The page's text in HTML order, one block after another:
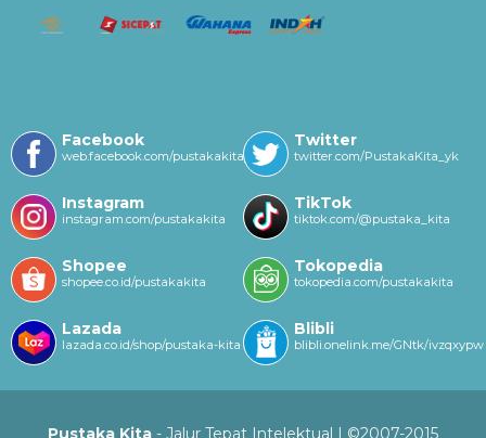
Facebook
web.facebook.com/pustakakitayk/
Twitter
twitter.com/PustakaKita_yk
Instagram
instagram.com/pustakakita
TikTok
tiktok.com/@pustaka_kita
Shopee
shopee.co.id/pustakakita
Tokopedia
tokopedia.com/pustakakita
Lazada
lazada.co.id/shop/pustaka-kita
Blibli
blibli.onelink.me/GNtk/ivzqxypw
Pustaka Kita - Jalur Tepat Intelektual | ©2007-2015